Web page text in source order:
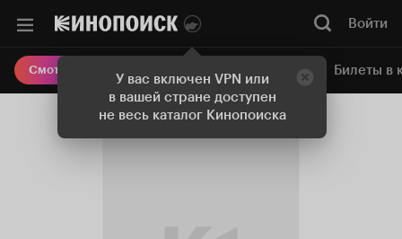
У вас включен VPN или
в вашей стране доступен
не весь каталог Кинопоиска
Войти
Смотреть кино Онлайн-кинотеатр Билеты в